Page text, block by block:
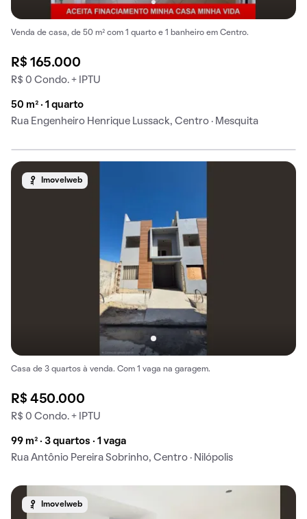
Venda de casa, de 50 m² com 1 quarto e 1 banheiro em Centro.
R$ 165.000
R$ 0 Condo. + IPTU
50 m² · 1 quarto
Rua Engenheiro Henrique Lussack, Centro · Mesquita
Imovelweb
Casa de 3 quartos à venda. Com 1 vaga na garagem.
R$ 450.000
R$ 0 Condo. + IPTU
99 m² · 3 quartos · 1 vaga
Rua Antônio Pereira Sobrinho, Centro · Nilópolis
Imovelweb